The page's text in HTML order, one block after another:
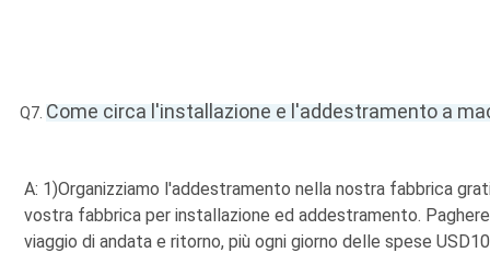
Q7. Come circa l'installazione e l'addestramento a
A: 1)Organizziamo l'addestramento nella nostra fabbrica
vostra fabbrica per installazione ed addestramento.
viaggio di andata e ritorno, più ogni giorno delle spese